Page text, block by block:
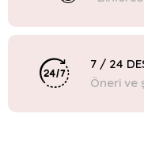
7 / 24
Öneri ve